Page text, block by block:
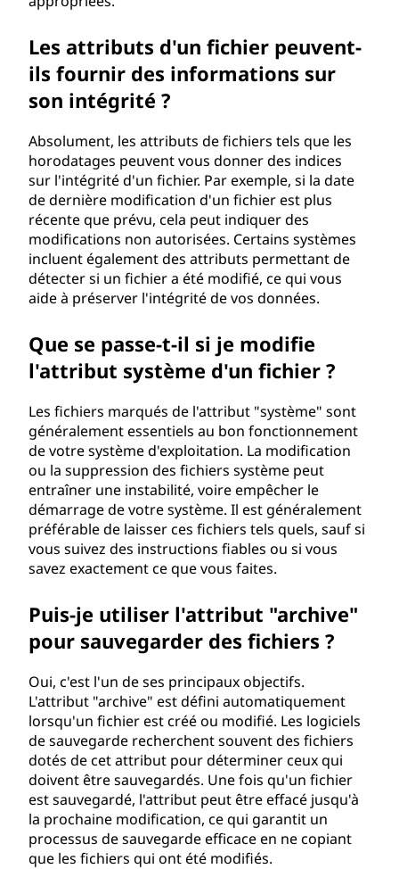
Les attributs d'un fichier peuvent-
ils fournir des informations sur
son intégrité ?
Absolument, les attributs de fichiers tels que les
horodatages peuvent vous donner des indices
sur l'intégrité d'un fichier. Par exemple, si la date
de dernière modification d'un fichier est plus
récente que prévu, cela peut indiquer des
modifications non autorisées. Certains systèmes
incluent également des attributs permettant de
détecter si un fichier a été modifié, ce qui vous
aide à préserver l'intégrité de vos données.
Que se passe-t-il si je modifie
l'attribut système d'un fichier ?
Les fichiers marqués de l'attribut "système" sont
généralement essentiels au bon fonctionnement
de votre système d'exploitation. La modification
ou la suppression des fichiers système peut
entraîner une instabilité, voire empêcher le
démarrage de votre système. Il est généralement
préférable de laisser ces fichiers tels quels, sauf si
vous suivez des instructions fiables ou si vous
savez exactement ce que vous faites.
Puis-je utiliser l'attribut "archive"
pour sauvegarder des fichiers ?
Oui, c'est l'un de ses principaux objectifs.
L'attribut "archive" est défini automatiquement
lorsqu'un fichier est créé ou modifié. Les logiciels
de sauvegarde recherchent souvent des fichiers
dotés de cet attribut pour déterminer ceux qui
doivent être sauvegardés. Une fois qu'un fichier
est sauvegardé, l'attribut peut être effacé jusqu'à
la prochaine modification, ce qui garantit un
processus de sauvegarde efficace en ne copiant
que les fichiers qui ont été modifiés.